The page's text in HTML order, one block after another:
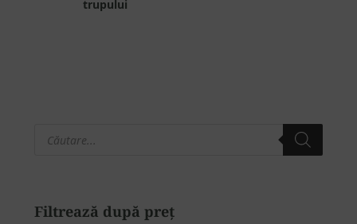
trupului
Bara
search
Filtrează după preț